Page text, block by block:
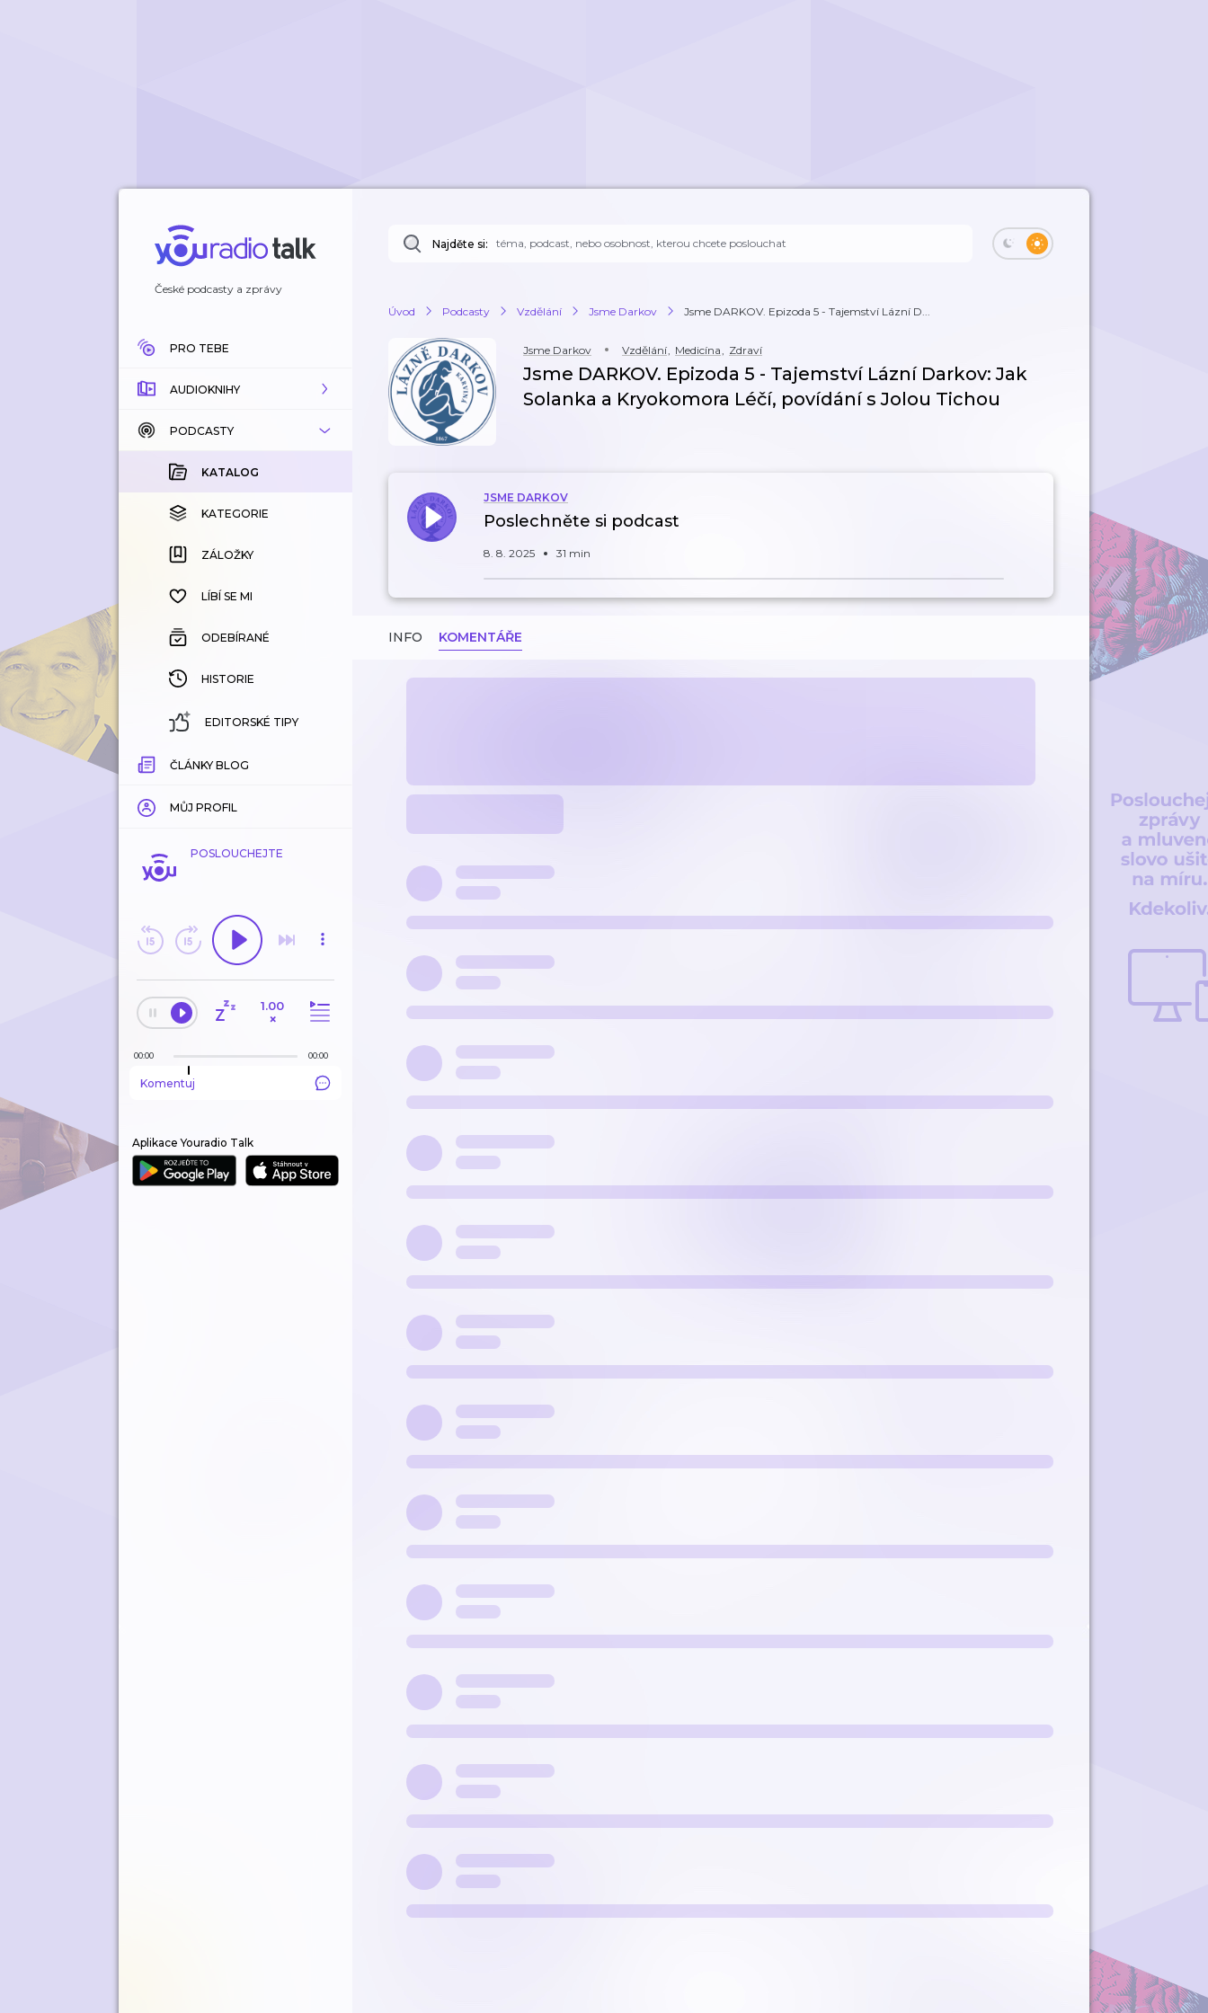
České podcasty a zprávy
PRO TEBE
AUDIOKNIHY
KATALOG
KOUPENÉ
KATEGORIE
ZÁLOŽKY
HISTORIE
PODCASTY
KATALOG
KATEGORIE
ZÁLOŽKY
LÍBÍ SE MI
ODEBÍRANÉ
HISTORIE
EDITORSKÉ TIPY
ČLÁNKY BLOG
MŮJ PROFIL
POSLOUCHEJTE
1.00
×
00:00 00:00
Komentuj
Aplikace Youradio Talk
Najděte si:
Úvod Podcasty Vzdělání Jsme Darkov Jsme DARKOV. Epizoda 5 - Tajemství Lázní D...
Jsme Darkov Vzdělání, Medicína, Zdraví
Jsme DARKOV. Epizoda 5 - Tajemství Lázní Darkov: Jak
Solanka a Kryokomora Léčí, povídání s Jolou Tichou
JSME DARKOV
Poslechněte si podcast
8. 8. 2025 31 min
INFO KOMENTÁŘE